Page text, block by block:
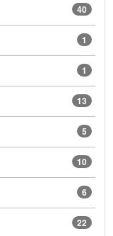
40
1
1
13
5
10
6
22